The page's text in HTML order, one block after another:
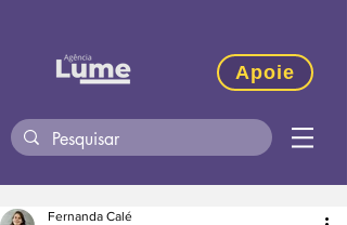
Apoie
Fernanda Calé